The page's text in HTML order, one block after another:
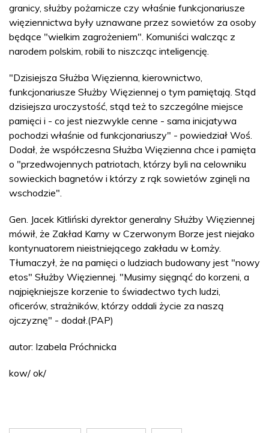
granicy, służby pożarnicze czy właśnie funkcjonariusze
więziennictwa były uznawane przez sowietów za osoby
będące "wielkim zagrożeniem". Komuniści walcząc z
narodem polskim, robili to niszcząc inteligencję.
"Dzisiejsza Służba Więzienna, kierownictwo,
funkcjonariusze Służby Więziennej o tym pamiętają. Stąd
dzisiejsza uroczystość, stąd też to szczególne miejsce
pamięci i - co jest niezwykle cenne - sama inicjatywa
pochodzi właśnie od funkcjonariuszy" - powiedział Woś.
Dodał, że współczesna Służba Więzienna chce i pamięta
o "przedwojennych patriotach, którzy byli na celowniku
sowieckich bagnetów i którzy z rąk sowietów zginęli na
wschodzie".
Gen. Jacek Kitliński dyrektor generalny Służby Więziennej
mówił, że Zakład Karny w Czerwonym Borze jest niejako
kontynuatorem nieistniejącego zakładu w Łomży.
Tłumaczył, że na pamięci o ludziach budowany jest "nowy
etos" Służby Więziennej. "Musimy sięgnąć do korzeni, a
najpiękniejsze korzenie to świadectwo tych ludzi,
oficerów, strażników, którzy oddali życie za naszą
ojczyznę" - dodał.(PAP)
autor: Izabela Próchnicka
kow/ ok/